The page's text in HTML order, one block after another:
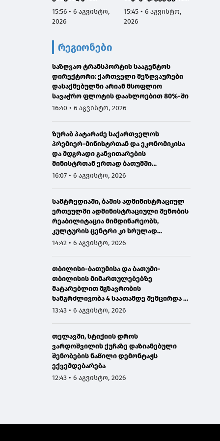
მოღალატეობრივი
და
პატრიოტ
ქართველ
მებრძოლებს
სამხედრო
დამნაშავეებად
წარმოაჩენს,
ვერაგულად და
სინამდვილეს"
15:56 • 6 აგვისტო,
2026
ჯანმრთელობის
განზრახ მძიმე
შეუტყობინებლობი
ს ფაქტებზე ორ
პირს ბრალდება
წარედგინა
15:45 • 6 აგვისტო,
2026
რეგიონები
საზღვაო ტრანსპორტის სააგენტოს
დირექტორი: ქართველი მეზღვაურები
დასაქმებულნი არიან მსოფლიო
სავაჭრო ფლოტის დაახლოებით 80%-ში
16:40 • 6 აგვისტო, 2026
ზურაბ პატარაძე საქართველოს
პრემიერ-მინისტრთან და ეკონომიკისა
და მდგრადი განვითარების
მინისტრთან ერთად ბათუმში
მნიშვნელოვან ინფრასტრუქტურულ
16:07 • 6 აგვისტო, 2026
სამტრედიაში, ბაშის ადმინისტრაციულ
ერთეულში ადმინისტრაციული შენობის
რეაბილიტაცია მიმდინარეობს,
კულტურის ცენტრი კი სრულად
განახლდა
14:42 • 6 აგვისტო, 2026
თბილისი-ბათუმისა და ბათუმი-
თბილისის მიმართულებებზე
მატარებლით მგზავრობის
ხანგრძლივობა 4 საათამდე შემცირდა -
თბილისი-ბათუმი-თბილისის
13:43 • 6 აგვისტო, 2026
თელავში, სტიქიის დროს
ვარდოშვილის ქუჩაზე დაზიანებული
შენობების ნაწილი დემონტაჟს
ექვემდებარება
12:43 • 6 აგვისტო, 2026